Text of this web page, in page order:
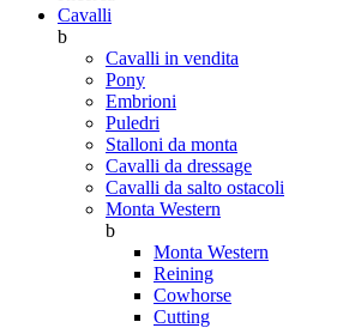
Cavalli
b
Cavalli in vendita
Pony
Embrioni
Puledri
Stalloni da monta
Cavalli da dressage
Cavalli da salto ostacoli
Monta Western
b
Monta Western
Reining
Cowhorse
Cutting